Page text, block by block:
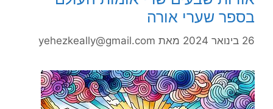
בספר שערי אורה
26 בינואר 2024 מאת yehezkeally@gmail.com